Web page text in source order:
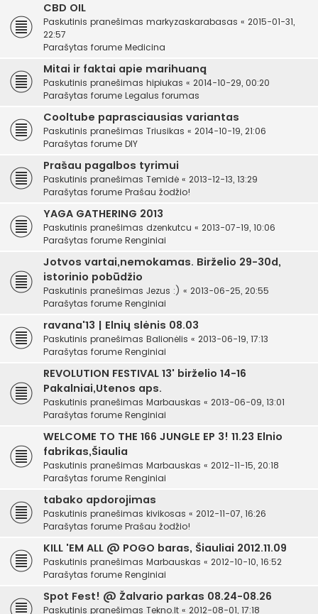
CBD OIL
Paskutinis pranešimas markyzaskarabasas « 2015-01-31,
22:57
Parašytas forume Medicina
Mitai ir faktai apie marihuaną
Paskutinis pranešimas hipiukas « 2014-10-29, 00:20
Parašytas forume Legalus forumas
Cooltube paprasciausias variantas
Paskutinis pranešimas Triusikas « 2014-10-19, 21:06
Parašytas forume DIY
Prašau pagalbos tyrimui
Paskutinis pranešimas Temidė « 2013-12-13, 13:29
Parašytas forume Prašau žodžio!
YAGA GATHERING 2013
Paskutinis pranešimas dzenkutcu « 2013-07-19, 10:06
Parašytas forume Renginiai
Jotvos vartai,nemokamas. Birželio 29-30d,
istorinio pobūdžio
Paskutinis pranešimas Jezus :) « 2013-06-25, 20:55
Parašytas forume Renginiai
ravana'13 | Elnių slėnis 08.03
Paskutinis pranešimas Balionėlis « 2013-06-19, 17:13
Parašytas forume Renginiai
REVOLUTION FESTIVAL 13' birželio 14-16
Pakalniai,Utenos aps.
Paskutinis pranešimas Marbauskas « 2013-06-09, 13:01
Parašytas forume Renginiai
WELCOME TO THE 166 JUNGLE EP 3! 11.23 Elnio
fabrikas,Šiaulia
Paskutinis pranešimas Marbauskas « 2012-11-15, 20:18
Parašytas forume Renginiai
tabako apdorojimas
Paskutinis pranešimas kivikosas « 2012-11-07, 16:26
Parašytas forume Prašau žodžio!
KILL 'EM ALL @ POGO baras, Šiauliai 2012.11.09
Paskutinis pranešimas Marbauskas « 2012-10-10, 16:52
Parašytas forume Renginiai
Spot Fest! @ Žalvario parkas 08.24-08.26
Paskutinis pranešimas Tekno.lt « 2012-08-01, 17:18